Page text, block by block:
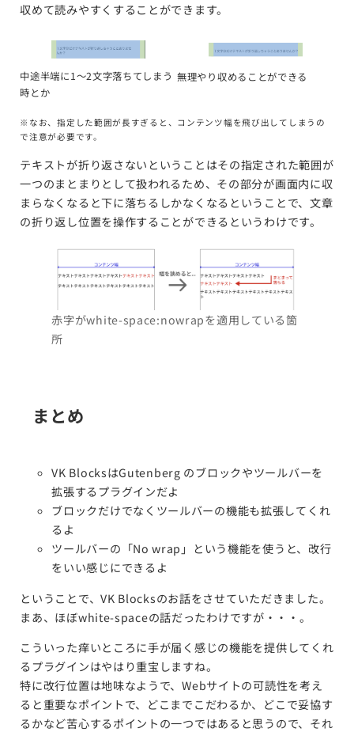
収めて読みやすくすることができます。
中途半端に1〜2文字落ちてしまう
時とか
無理やり収めることができる
※なお、指定した範囲が長すぎると、コンテンツ幅を飛び出してしまうの
で注意が必要です。
テキストが折り返さないということはその指定された範囲が
一つのまとまりとして扱われるため、その部分が画面内に収
まらなくなると下に落ちるしかなくなるということで、文章
の折り返し位置を操作することができるというわけです。
赤字がwhite-space:nowrapを適用している箇
所
まとめ
VK BlocksはGutenberg のブロックやツールバーを
拡張するプラグインだよ
ブロックだけでなくツールバーの機能も拡張してくれ
るよ
ツールバーの「No wrap」という機能を使うと、改行
をいい感じにできるよ
ということで、VK Blocksのお話をさせていただきました。
まあ、ほぼwhite-spaceの話だったわけですが・・・。
こういった痒いところに手が届く感じの機能を提供してくれ
るプラグインはやはり重宝しますね。
特に改行位置は地味なようで、Webサイトの可読性を考え
ると重要なポイントで、どこまでこだわるか、どこで妥協す
るかなど苦心するポイントの一つではあると思うので、それ